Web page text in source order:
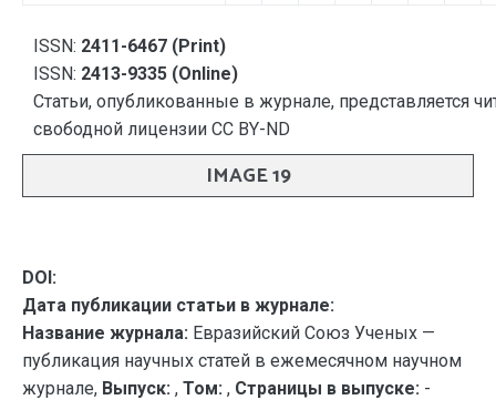
ISSN: 2411-6467 (Print)
ISSN: 2413-9335 (Online)
Статьи, опубликованные в журнале, представляется
свободной лицензии CC BY-ND
IMAGE 19
DOI:
Дата публикации статьи в журнале:
Название журнала: Евразийский Союз Ученых —
публикация научных статей в ежемесячном научном
журнале, Выпуск: , Том: , Страницы в выпуске: -